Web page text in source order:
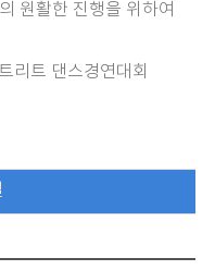
원활한 진행을 위하여
리트 댄스경연대회